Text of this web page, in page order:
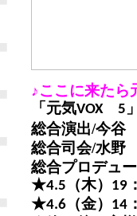
♪ここに来たら
「元気VOX 5
総合演出/今谷
総合司会/水
総合プロデュ
★4.5（木）19
★4.6（金）14